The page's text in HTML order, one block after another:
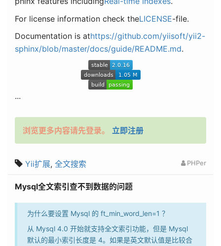
For license information check theLICENSE-file.
Documentation is athttps://github.com/yiisoft/yii2-
sphinx/blob/master/docs/guide/README.md.
...
浏览更多内容请先登录。 立即注册
Yii扩展, 全文搜索 PHPer
Mysql全文索引查不到数据的问题
为什么要设置 Mysql 的 ft_min_word_len=1 ？
从 Mysql 4.0 开始就支持全文索引功能，但是 Mysql
默认的最小索引长度是 4。如果是英文默认值是比较合